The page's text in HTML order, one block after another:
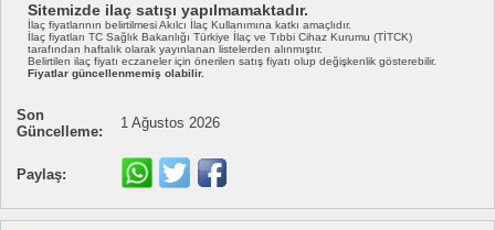
Sitemizde ilaç satışı yapılmamaktadır.
İlaç fiyatlarının belirtilmesi Akılcı İlaç Kullanımına katkı amaçlıdır.
İlaç fiyatları TC Sağlık Bakanlığı Türkiye İlaç ve Tıbbi Cihaz Kurumu (TİTCK)
tarafından haftalık olarak yayınlanan listelerden alınmıştır.
Belirtilen ilaç fiyatı eczaneler için önerilen satış fiyatı olup değişkenlik gösterebilir.
Fiyatlar güncellenmemiş olabilir.
Son
Güncelleme:
1 Ağustos 2026
Paylaş: